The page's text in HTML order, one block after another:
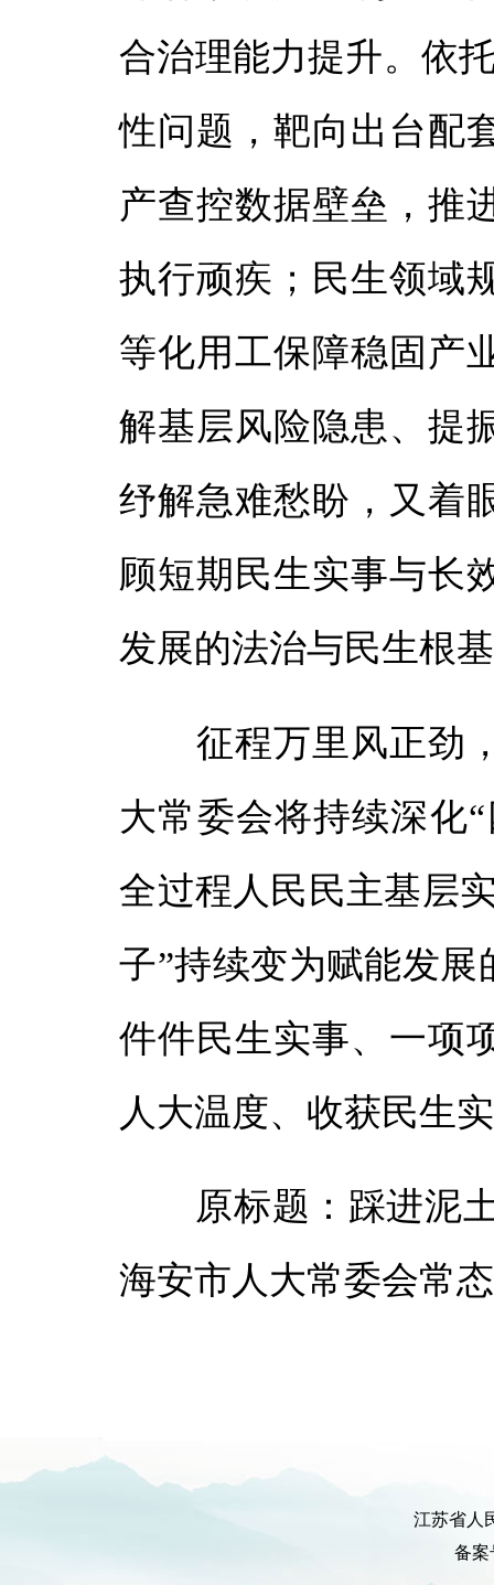
合治理能力提升。依
性问题，靶向出台配
产查控数据壁垒，推
执行顽疾；民生领域
等化用工保障稳固产
解基层风险隐患、提
纾解急难愁盼，又着
顾短期民生实事与长
发展的法治与民生根
征程万里风正劲，
大常委会将持续深化
全过程人民民主基层
子”持续变为赋能发展
件件民生实事、一项
人大温度、收获民生
原标题：踩进泥
海安市人大常委会常
江苏省人
备案